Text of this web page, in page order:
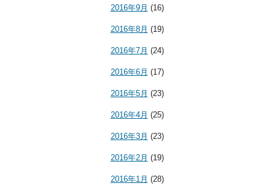
2016年9月 (16)
2016年8月 (19)
2016年7月 (24)
2016年6月 (17)
2016年5月 (23)
2016年4月 (25)
2016年3月 (23)
2016年2月 (19)
2016年1月 (28)